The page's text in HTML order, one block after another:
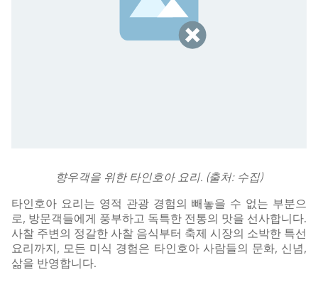
향우객을 위한 타인호아 요리. (출처: 수집)
타인호아 요리는 영적 관광 경험의 빼놓을 수 없는 부분으
로, 방문객들에게 풍부하고 독특한 전통의 맛을 선사합니다.
사찰 주변의 정갈한 사찰 음식부터 축제 시장의 소박한 특선
요리까지, 모든 미식 경험은 타인호아 사람들의 문화, 신념,
삶을 반영합니다.